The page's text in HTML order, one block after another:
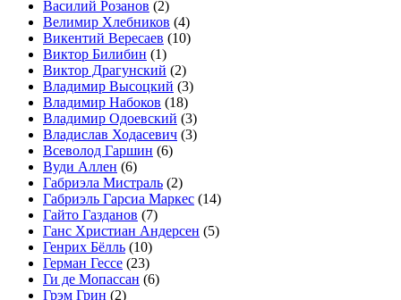
Василий Розанов (2)
Велимир Хлебников (4)
Викентий Вересаев (10)
Виктор Билибин (1)
Виктор Драгунский (2)
Владимир Высоцкий (3)
Владимир Набоков (18)
Владимир Одоевский (3)
Владислав Ходасевич (3)
Всеволод Гаршин (6)
Вуди Аллен (6)
Габриэла Мистраль (2)
Габриэль Гарсиа Маркес (14)
Гайто Газданов (7)
Ганс Христиан Андерсен (5)
Генрих Бёлль (10)
Герман Гессе (23)
Ги де Мопассан (6)
Грэм Грин (2)